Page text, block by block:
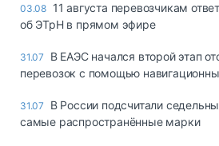
03.08 11 августа перевозчикам
об ЭТрН в прямом эфире
31.07
В ЕАЭС начался второй этап
перевозок с помощью
31.07
В России подсчитали
самые распространённые марки